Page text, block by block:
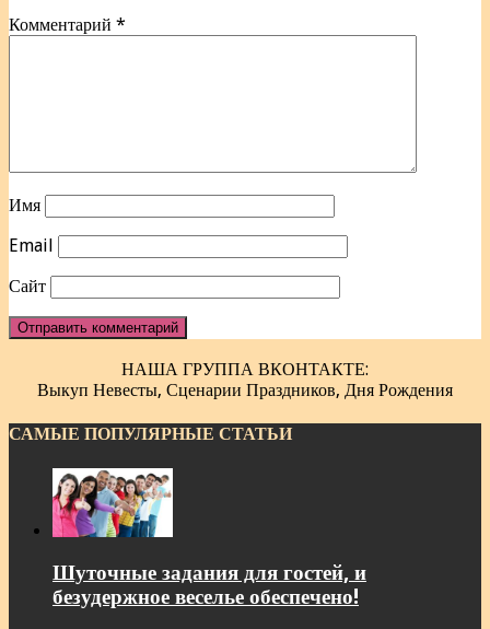
Комментарий *
Имя
Email
Сайт
НАША ГРУППА ВКОНТАКТЕ:
Выкуп Невесты, Сценарии Праздников, Дня Рождения
САМЫЕ ПОПУЛЯРНЫЕ СТАТЬИ
Шуточные задания для гостей, и
безудержное веселье обеспечено!